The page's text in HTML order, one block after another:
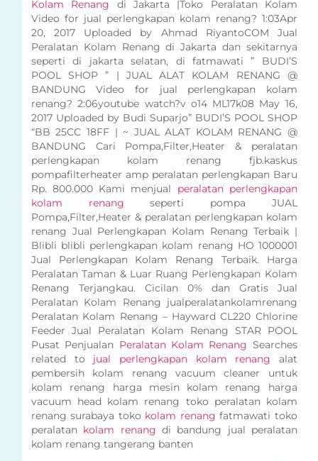
Kolam Renang di Jakarta |Toko Peralatan Kolam
Video for jual perlengkapan kolam renang? 1:03Apr
20, 2017 Uploaded by Ahmad RiyantoCOM Jual
Peralatan Kolam Renang di Jakarta dan sekitarnya
seperti di jakarta selatan, di fatmawati ” BUDI’S
POOL SHOP ” | JUAL ALAT KOLAM RENANG @
BANDUNG Video for jual perlengkapan kolam
renang? 2:06youtube watch?v o14 ML17k08 May 16,
2017 Uploaded by Budi Suparjo” BUDI’S POOL SHOP
“BB 25CC 18FF | ~ JUAL ALAT KOLAM RENANG @
BANDUNG Cari Pompa,Filter,Heater & peralatan
perlengkapan kolam renang fjb.kaskus
pompafilterheater amp peralatan perlengkapan Baru
Rp. 800.000 Kami menjual peralatan perlengkapan
kolam renang seperti pompa JUAL
Pompa,Filter,Heater & peralatan perlengkapan kolam
renang Jual Perlengkapan Kolam Renang Terbaik |
Blibli blibli perlengkapan kolam renang HO 1000001
Jual Perlengkapan Kolam Renang Terbaik. Harga
Peralatan Taman & Luar Ruang Perlengkapan Kolam
Renang Terjangkau. Cicilan 0% dan Gratis Jual
Peralatan Kolam Renang jualperalatankolamrenang
Peralatan Kolam Renang – Hayward CL220 Chlorine
Feeder Jual Peralatan Kolam Renang STAR POOL
Pusat Penjualan Peralatan Kolam Renang Searches
related to jual perlengkapan kolam renang alat
pembersih kolam renang vacuum cleaner untuk
kolam renang harga mesin kolam renang harga
vacuum head kolam renang toko peralatan kolam
renang surabaya toko kolam renang fatmawati toko
peralatan kolam renang di bandung jual peralatan
kolam renang tangerang banten